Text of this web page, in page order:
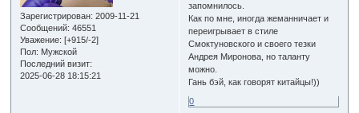
Зарегистрирован: 2009-11-21
Сообщений: 46551
Уважение: [+915/-2]
Пол: Мужской
Последний визит:
2025-06-28 18:15:21
запомнилось.
Как по мне, иногда жеманничает и
переигрывает в стиле
Смоктуновского и своего тезки
Андрея Миронова, но таланту
можно.
Гань бэй, как говорят китайцы!))
0